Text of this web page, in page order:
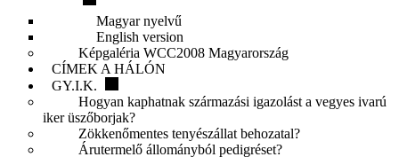
Magyar nyelvű
English version
Képgaléria WCC2008 Magyarország
CÍMEK A HÁLÓN
GY.I.K.
Hogyan kaphatnak származási igazolást a vegyes ivarú
iker üszőborjak?
Zökkenőmentes tenyészállat behozatal?
Árutermelő állományból pedigréset?